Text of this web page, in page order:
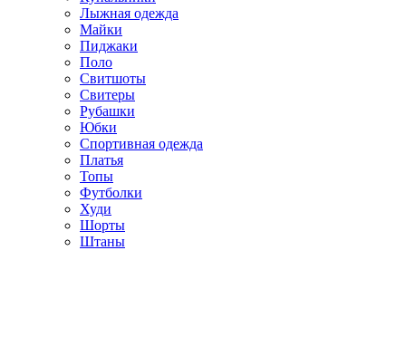
Лыжная одежда
Майки
Пиджаки
Поло
Свитшоты
Свитеры
Рубашки
Юбки
Спортивная одежда
Платья
Топы
Футболки
Худи
Шорты
Штаны